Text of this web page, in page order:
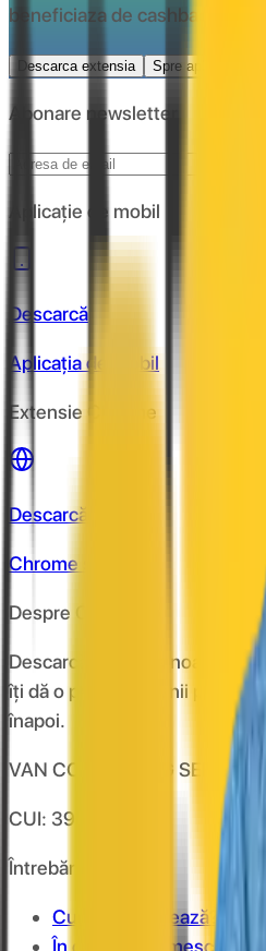
beneficiaza de cashback la
Descarca extensia Spre aplicatie
Abonare newsletter
Aplicație de mobil
Descarcă
Aplicația de mobil
Extensie Chrome
Descarcă de pe
Chrome store
Despre CashClub
Descarcă extensia noastră
îți dă o parte din banii pe care
înapoi.
VAN CONSULTING SERVICES
CUI: 39743787
Întrebări frecvente
Cum funcționează?
În cât timp primesc banii